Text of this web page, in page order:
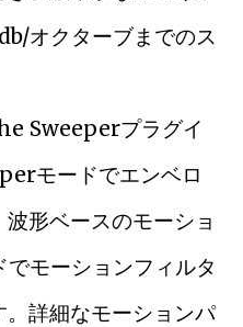
オクターブまでのス
Sweeperプラグイ
モードでエンベロ
形ベースのモーショ
モーションフィルタ
詳細なモーションパ